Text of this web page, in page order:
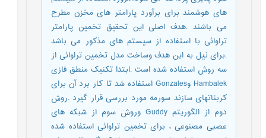
های هوشمند برای برآورد پارامتر های مخزن مطرح
می باشند .هدف اصلی این تحقیق تخمین پارامتر
تراوائی با استفاده از سیستم های مذکور می باشد
.برای نیل به این هدف وساخت مدل تخمین تراوائی از
سه روش استفاده شده است .ابتدا تکنیک منطق فازی
Hambalek وGonzales استفاده شد تا کار برد آن برای
کربناتهای سازند سورمه مورد بررسی قرار گیرد .روش
دوم از الگوریتم Guddy وروش سوم از شبکه های
عصبی مصنوعی ، برای تخمین تراوائی استفاده شده